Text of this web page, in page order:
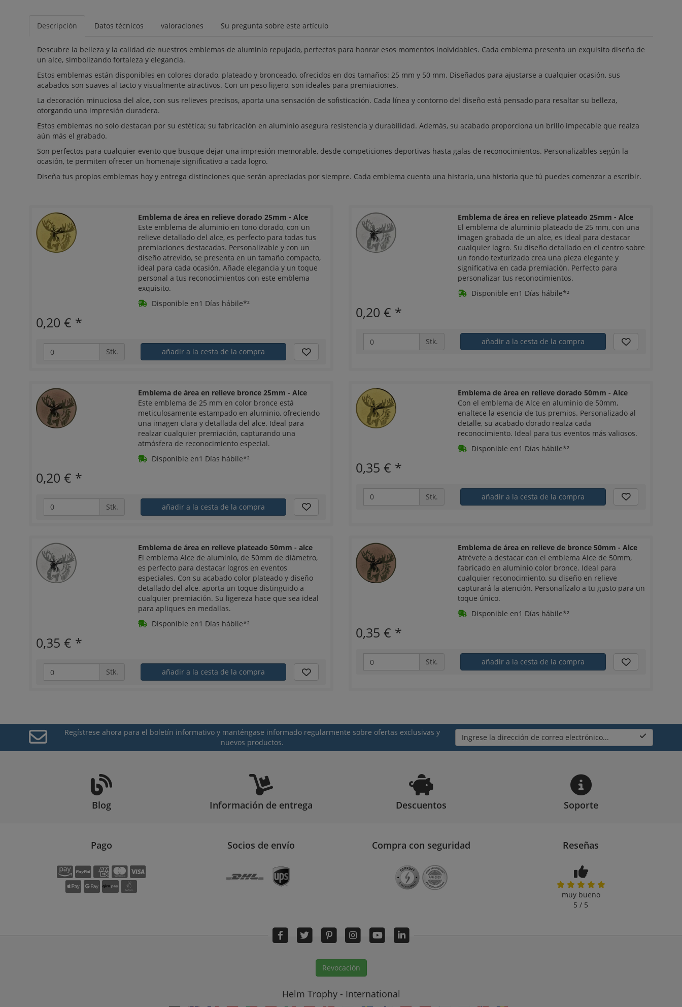
Descripción Datos técnicos valoraciones Su pregunta sobre este artículo
Descubre la belleza y la calidad de nuestros emblemas de aluminio repujado, perfectos para honrar esos momentos inolvidables. Cada emblema presenta un exquisito diseño de
un alce, simbolizando fortaleza y elegancia.
Estos emblemas están disponibles en colores dorado, plateado y bronceado, ofrecidos en dos tamaños: 25 mm y 50 mm. Diseñados para ajustarse a cualquier ocasión, sus
acabados son suaves al tacto y visualmente atractivos. Con un peso ligero, son ideales para premiaciones.
La decoración minuciosa del alce, con sus relieves precisos, aporta una sensación de sofisticación. Cada línea y contorno del diseño está pensado para resaltar su belleza,
otorgando una impresión duradera.
Estos emblemas no solo destacan por su estética; su fabricación en aluminio asegura resistencia y durabilidad. Además, su acabado proporciona un brillo impecable que realza
aún más el grabado.
Son perfectos para cualquier evento que busque dejar una impresión memorable, desde competiciones deportivas hasta galas de reconocimientos. Personalizables según la
ocasión, te permiten ofrecer un homenaje significativo a cada logro.
Diseña tus propios emblemas hoy y entrega distinciones que serán apreciadas por siempre. Cada emblema cuenta una historia, una historia que tú puedes comenzar a escribir.
Emblema de área en relieve dorado 25mm - Alce
Este emblema de aluminio en tono dorado, con un
relieve detallado del alce, es perfecto para todas tus
premiaciones destacadas. Personalizable y con un
diseño atrevido, se presenta en un tamaño compacto,
ideal para cada ocasión. Añade elegancia y un toque
personal a tus reconocimientos con este emblema
exquisito.
Disponible en1 Días hábile*²
0,20 € *
Stk. añadir a la cesta de la compra
Emblema de área en relieve plateado 25mm - Alce
El emblema de aluminio plateado de 25 mm, con una
imagen grabada de un alce, es ideal para destacar
cualquier logro. Su diseño detallado en el centro sobre
un fondo texturizado crea una pieza elegante y
significativa en cada premiación. Perfecto para
personalizar tus reconocimientos.
Disponible en1 Días hábile*²
0,20 € *
Stk. añadir a la cesta de la compra
Emblema de área en relieve bronce 25mm - Alce
Este emblema de 25 mm en color bronce está
meticulosamente estampado en aluminio, ofreciendo
una imagen clara y detallada del alce. Ideal para
realzar cualquier premiación, capturando una
atmósfera de reconocimiento especial.
Disponible en1 Días hábile*²
0,20 € *
Stk. añadir a la cesta de la compra
Emblema de área en relieve dorado 50mm - Alce
Con el emblema de Alce en aluminio de 50mm,
enaltece la esencia de tus premios. Personalizado al
detalle, su acabado dorado realza cada
reconocimiento. Ideal para tus eventos más valiosos.
Disponible en1 Días hábile*²
0,35 € *
Stk. añadir a la cesta de la compra
Emblema de área en relieve plateado 50mm - alce
El emblema Alce de aluminio, de 50mm de diámetro,
es perfecto para destacar logros en eventos
especiales. Con su acabado color plateado y diseño
detallado del alce, aporta un toque distinguido a
cualquier premiación. Su ligereza hace que sea ideal
para apliques en medallas.
Disponible en1 Días hábile*²
0,35 € *
Stk. añadir a la cesta de la compra
Emblema de área en relieve de bronce 50mm - Alce
Atrévete a destacar con el emblema Alce de 50mm,
fabricado en aluminio color bronce. Ideal para
cualquier reconocimiento, su diseño en relieve
capturará la atención. Personalízalo a tu gusto para un
toque único.
Disponible en1 Días hábile*²
0,35 € *
Stk. añadir a la cesta de la compra
Regístrese ahora para el boletín informativo y manténgase informado regularmente sobre ofertas exclusivas y
nuevos productos.
Ingrese la dirección de correo electrónico...
Blog Información de entrega Descuentos Soporte
Pago Socios de envío Compra con seguridad Reseñas
muy bueno
5 / 5
Revocación
Helm Trophy - International